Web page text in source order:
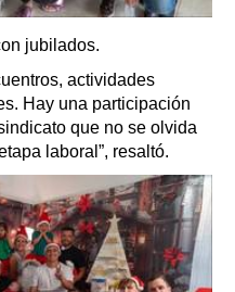
jubilados.
actividades
Hay una participación
que no se olvida
laboral”, resaltó.